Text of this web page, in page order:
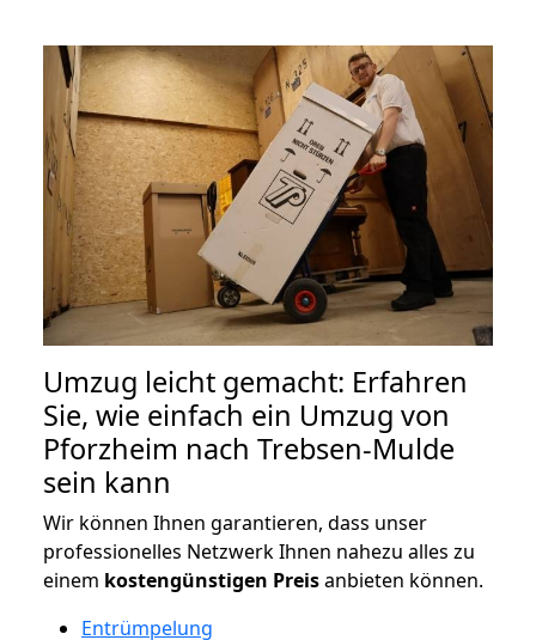
Umzug leicht gemacht: Erfahren
Sie, wie einfach ein Umzug von
Pforzheim nach Trebsen-Mulde
sein kann
Wir können Ihnen garantieren, dass unser
professionelles Netzwerk Ihnen nahezu alles zu
einem kostengünstigen Preisanbieten können.
Entrümpelung